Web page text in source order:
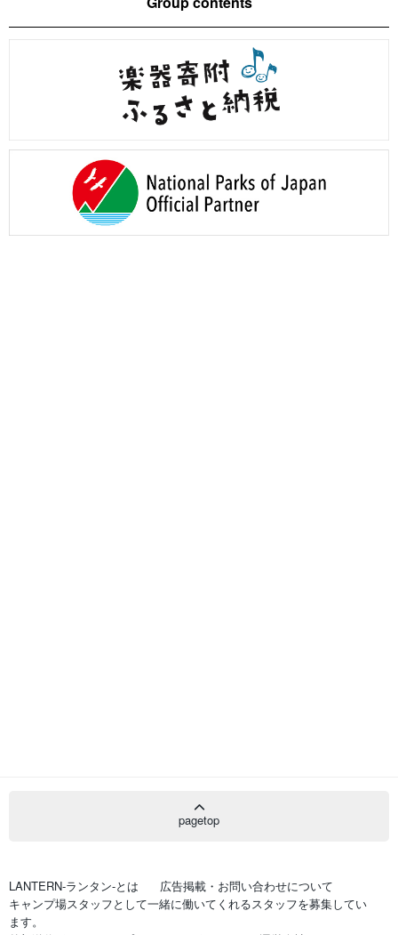
pagetop
LANTERN-ランタン-とは
広告掲載・お問い合わせについて
キャンプ場スタッフとして一緒に働いてくれるスタッフを募集してい
ます。